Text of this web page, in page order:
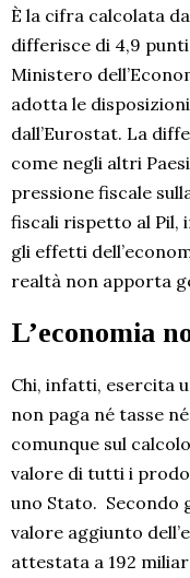
È la cifra calcolata
differisce di 4,9
Ministero
adotta le
dall’Eurostat. La
come negli altri
pressione fiscale
fiscali rispetto al Pil,
gli effetti
realtà non apporta
L’economia
Chi, infatti, esercita
non paga né tasse
comunque sul
valore di tutti i
uno Stato. Secondo
valore aggiunto
attestata a 192